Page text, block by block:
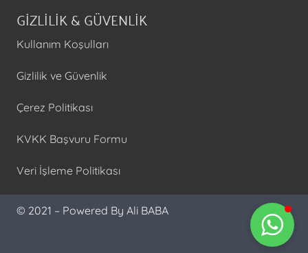
GİZLİLİK & GÜVENLİK
Kullanım Koşulları
Gizlilik ve Güvenlik
Çerez Politikası
KVKK Başvuru Formu
Veri İşleme Politikası
© 2021 – Powered By Ali BABA